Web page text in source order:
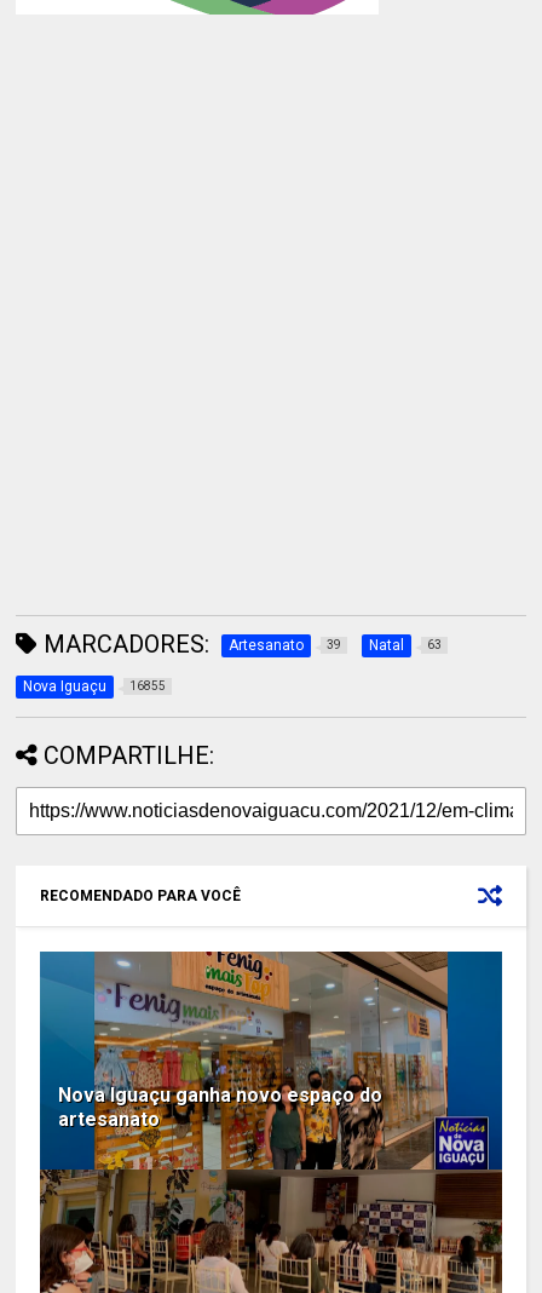
MARCADORES: Artesanato 39 Natal 63
Nova Iguaçu 16855
COMPARTILHE:
RECOMENDADO PARA VOCÊ
Nova Iguaçu ganha novo espaço do
artesanato